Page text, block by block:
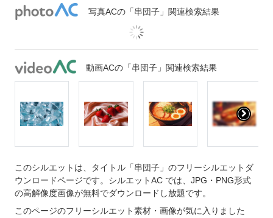
写真ACの「串団子」関連検索結果
動画ACの「串団子」関連検索結果
このシルエットは、タイトル「串団子」のフリーシルエットダ
ウンロードページです。シルエットAC では、JPG・PNG形式
の高解像度画像が無料でダウンロードし放題です。
このページのフリーシルエット素材・画像が気に入りました